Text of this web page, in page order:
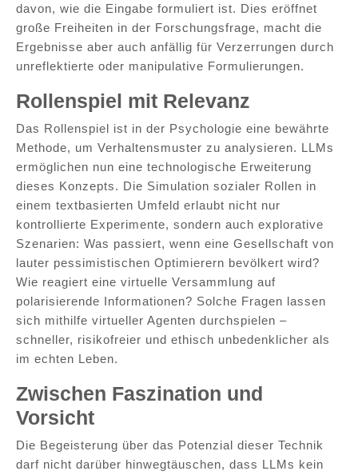
davon, wie die Eingabe formuliert ist. Dies eröffnet
große Freiheiten in der Forschungsfrage, macht die
Ergebnisse aber auch anfällig für Verzerrungen durch
unreflektierte oder manipulative Formulierungen.
Rollenspiel mit Relevanz
Das Rollenspiel ist in der Psychologie eine bewährte
Methode, um Verhaltensmuster zu analysieren. LLMs
ermöglichen nun eine technologische Erweiterung
dieses Konzepts. Die Simulation sozialer Rollen in
einem textbasierten Umfeld erlaubt nicht nur
kontrollierte Experimente, sondern auch explorative
Szenarien: Was passiert, wenn eine Gesellschaft von
lauter pessimistischen Optimierern bevölkert wird?
Wie reagiert eine virtuelle Versammlung auf
polarisierende Informationen? Solche Fragen lassen
sich mithilfe virtueller Agenten durchspielen –
schneller, risikofreier und ethisch unbedenklicher als
im echten Leben.
Zwischen Faszination und
Vorsicht
Die Begeisterung über das Potenzial dieser Technik
darf nicht darüber hinwegtäuschen, dass LLMs kein